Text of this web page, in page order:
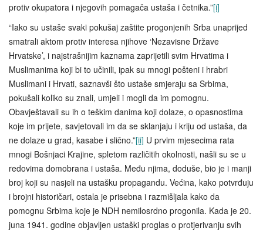
protiv okupatora i njegovih pomagača ustaša i četnika.”[i]
“Iako su ustaše svaki pokušaj zaštite progonjenih Srba unaprijed
smatrali aktom protiv interesa njihove ‘Nezavisne Države
Hrvatske’, i najstrašnijim kaznama zaprijetili svim Hrvatima i
Muslimanima koji bi to učinili, ipak su mnogi pošteni i hrabri
Muslimani i Hrvati, saznavši što ustaše smjeraju sa Srbima,
pokušali koliko su znali, umjeli i mogli da im pomognu.
Obavještavali su ih o teškim danima koji dolaze, o opasnostima
koje im prijete, savjetovali im da se sklanjaju i kriju od ustaša, da
ne dolaze u grad, kasabe i slično.”[ii] U prvim mjesecima rata
mnogi Bošnjaci Krajine, spletom različitih okolnosti, našli su se u
redovima domobrana i ustaša. Među njima, doduše, bio je i manji
broj koji su nasjeli na ustašku propagandu. Većina, kako potvrđuju
i brojni historičari, ostala je prisebna i razmišljala kako da
pomognu Srbima koje je NDH nemilosrdno progonila. Kada je 20.
juna 1941. godine objavljen ustaški proglas o protjerivanju svih